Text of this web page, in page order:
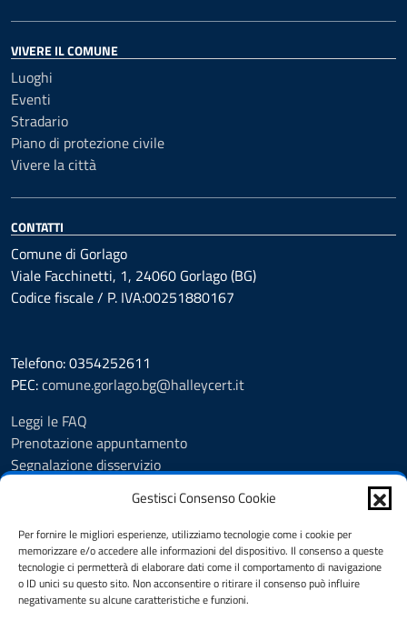
Gestisci Consenso Cookie
Per fornire le migliori esperienze, utilizziamo tecnologie come i cookie per
memorizzare e/o accedere alle informazioni del dispositivo. Il consenso a queste
tecnologie ci permetterà di elaborare dati come il comportamento di navigazione
o ID unici su questo sito. Non acconsentire o ritirare il consenso può influire
negativamente su alcune caratteristiche e funzioni.
VIVERE IL COMUNE
Luoghi
Eventi
Stradario
Piano di protezione civile
Vivere la città
CONTATTI
Comune di Gorlago
Viale Facchinetti, 1, 24060 Gorlago (BG)
Codice fiscale / P. IVA:00251880167
Telefono: 0354252611
PEC:comune.gorlago.bg@halleycert.it
Leggi le FAQ
Prenotazione appuntamento
Segnalazione disservizio
Cookie Policy
Informativa privacy
Dichiarazione di accessibilità
Note legali